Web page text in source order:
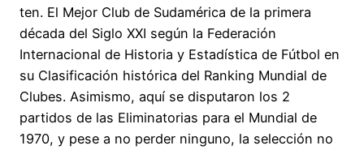
ten. El Mejor Club de Sudamérica de la primera
década del Siglo XXI según la Federación
Internacional de Historia y Estadística de Fútbol en
su Clasificación histórica del Ranking Mundial de
Clubes. Asimismo, aquí se disputaron los 2
partidos de las Eliminatorias para el Mundial de
1970, y pese a no perder ninguno, la selección no